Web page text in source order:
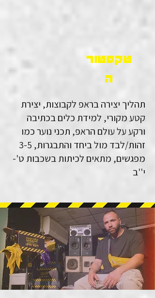
טקסטור
ה
תהליך יצירה בראפ לקבוצות, יצירת
קטע מקורי, למידת כלים בכתיבה
ורקע על עולם הראפ, תכני נוער כמו
זהות/לבד מול ביחד והתבגרות, 3-5
מפגשים, מתאים לכיתות בשכבות ט'-
י''ב